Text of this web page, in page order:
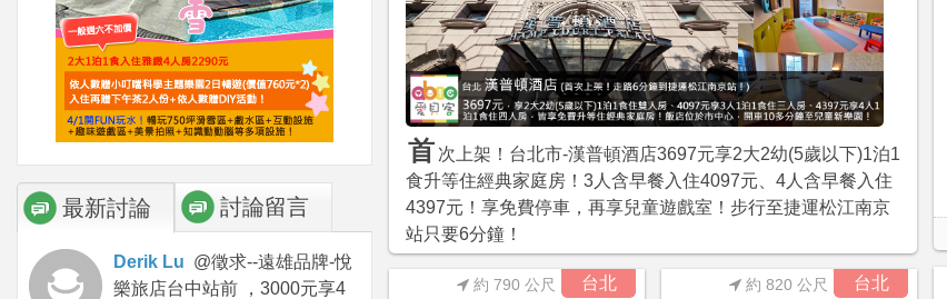
最新討論 討論留言
Derik Lu @徵求--遠雄品牌-悅
樂旅店台中站前 ，3000元享4
首 次上架！台北市-漢普頓酒店3697元享2大2幼(5歲以下)1泊1
食升等住經典家庭房！3人含早餐入住4097元、4人含早餐入住
4397元！享免費停車，再享兒童遊戲室！步行至捷運松江南京
站只要6分鐘！
台北
約 790 公尺 台北
約 820 公尺